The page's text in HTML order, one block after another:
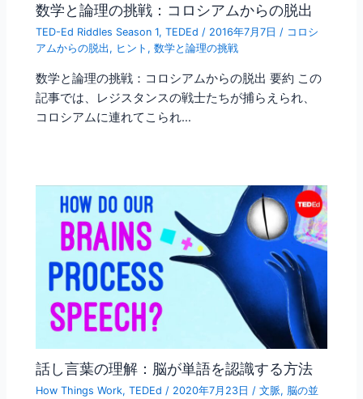
数学と論理の挑戦：コロシアムからの脱出
TED-Ed Riddles Season 1,TEDEd / 2016年7月7日/ コロシ
アムからの脱出 , ヒント ,数学と論理の挑戦
数学と論理の挑戦：コロシアムからの脱出 要約 この
記事では、レジスタンスの戦士たちが捕らえられ、
コロシアムに連れてこられ…
話し言葉の理解：脳が単語を認識する方法
How Things Work,TEDEd / 2020年7月23日 /文脈, 脳の並